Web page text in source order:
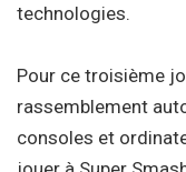
technologies.
Pour ce troisième
rassemblement
consoles et